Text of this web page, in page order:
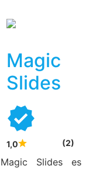
Magic
Slides
1,0 (2)
Magic Slides es